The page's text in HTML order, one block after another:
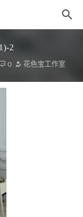
2
0 花色宝工作室
19